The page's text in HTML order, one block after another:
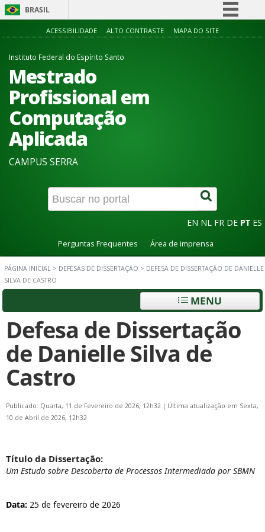
BRASIL
Simplifique!
ACESSIBILIDADE ALTO CONTRASTE MAPA DO SITE
Instituto Federal do Espírito Santo
Mestrado
Profissional em
Computação
Aplicada
CAMPUS SERRA
EN NL FR DE PT ES
Perguntas Frequentes Área de imprensa
PÁGINA INICIAL > DEFESAS DE DISSERTAÇÃO > DEFESA DE DISSERTAÇÃO DE DANIELLE
SILVA DE CASTRO
MENU
Defesa de Dissertação
de Danielle Silva de
Castro
Publicado: Quarta, 11 de Fevereiro de 2026, 12h32 | Última atualização em Sexta,
10 de Abril de 2026, 12h32
Título da Dissertação:
Um Estudo sobre Descoberta de Processos Intermediada por SBMN
Data: 25 de fevereiro de 2026